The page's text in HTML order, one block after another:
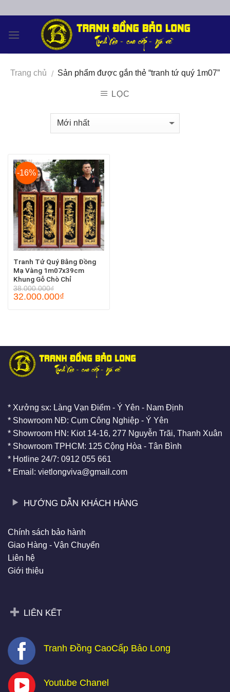
content
Trang chủ / Sản phẩm được gắn thẻ “tranh tứ quý 1m07”
LỌC
-16%
Tranh Tứ Quý Bằng Đồng
Mạ Vàng 1m07x39cm
Khung Gỗ Chò Chỉ
38.000.000₫
32.000.000₫
* Xưởng sx: Làng Vạn Điểm - Ý Yên - Nam Định
* Showroom NĐ: Cụm Công Nghiệp - Ý Yên
* Showroom HN: Kiot 14-16, 277 Nguyễn Trãi, Thanh Xuân
* Showroom TPHCM: 125 Cộng Hòa - Tân Bình
* Hotline 24/7: 0912 055 661
* Email: vietlongviva@gmail.com
HƯỚNG DẪN KHÁCH HÀNG
Chính sách bảo hành
Giao Hàng - Vận Chuyển
Liên hệ
Giới thiệu
LIÊN KẾT
Tranh Đồng CaoCấp Bảo Long
Youtube Chanel